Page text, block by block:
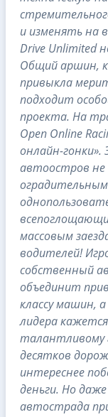
и изменять на
Drive Unlimited
Общий аршин,
привыкла
подходит
проекта. На
Open Online
онлайн-
автоостров
массовым
водителей!
собственный
объединит
классу машин,
лидера
талантливому
десятков
интереснее
деньги. Но
автострада